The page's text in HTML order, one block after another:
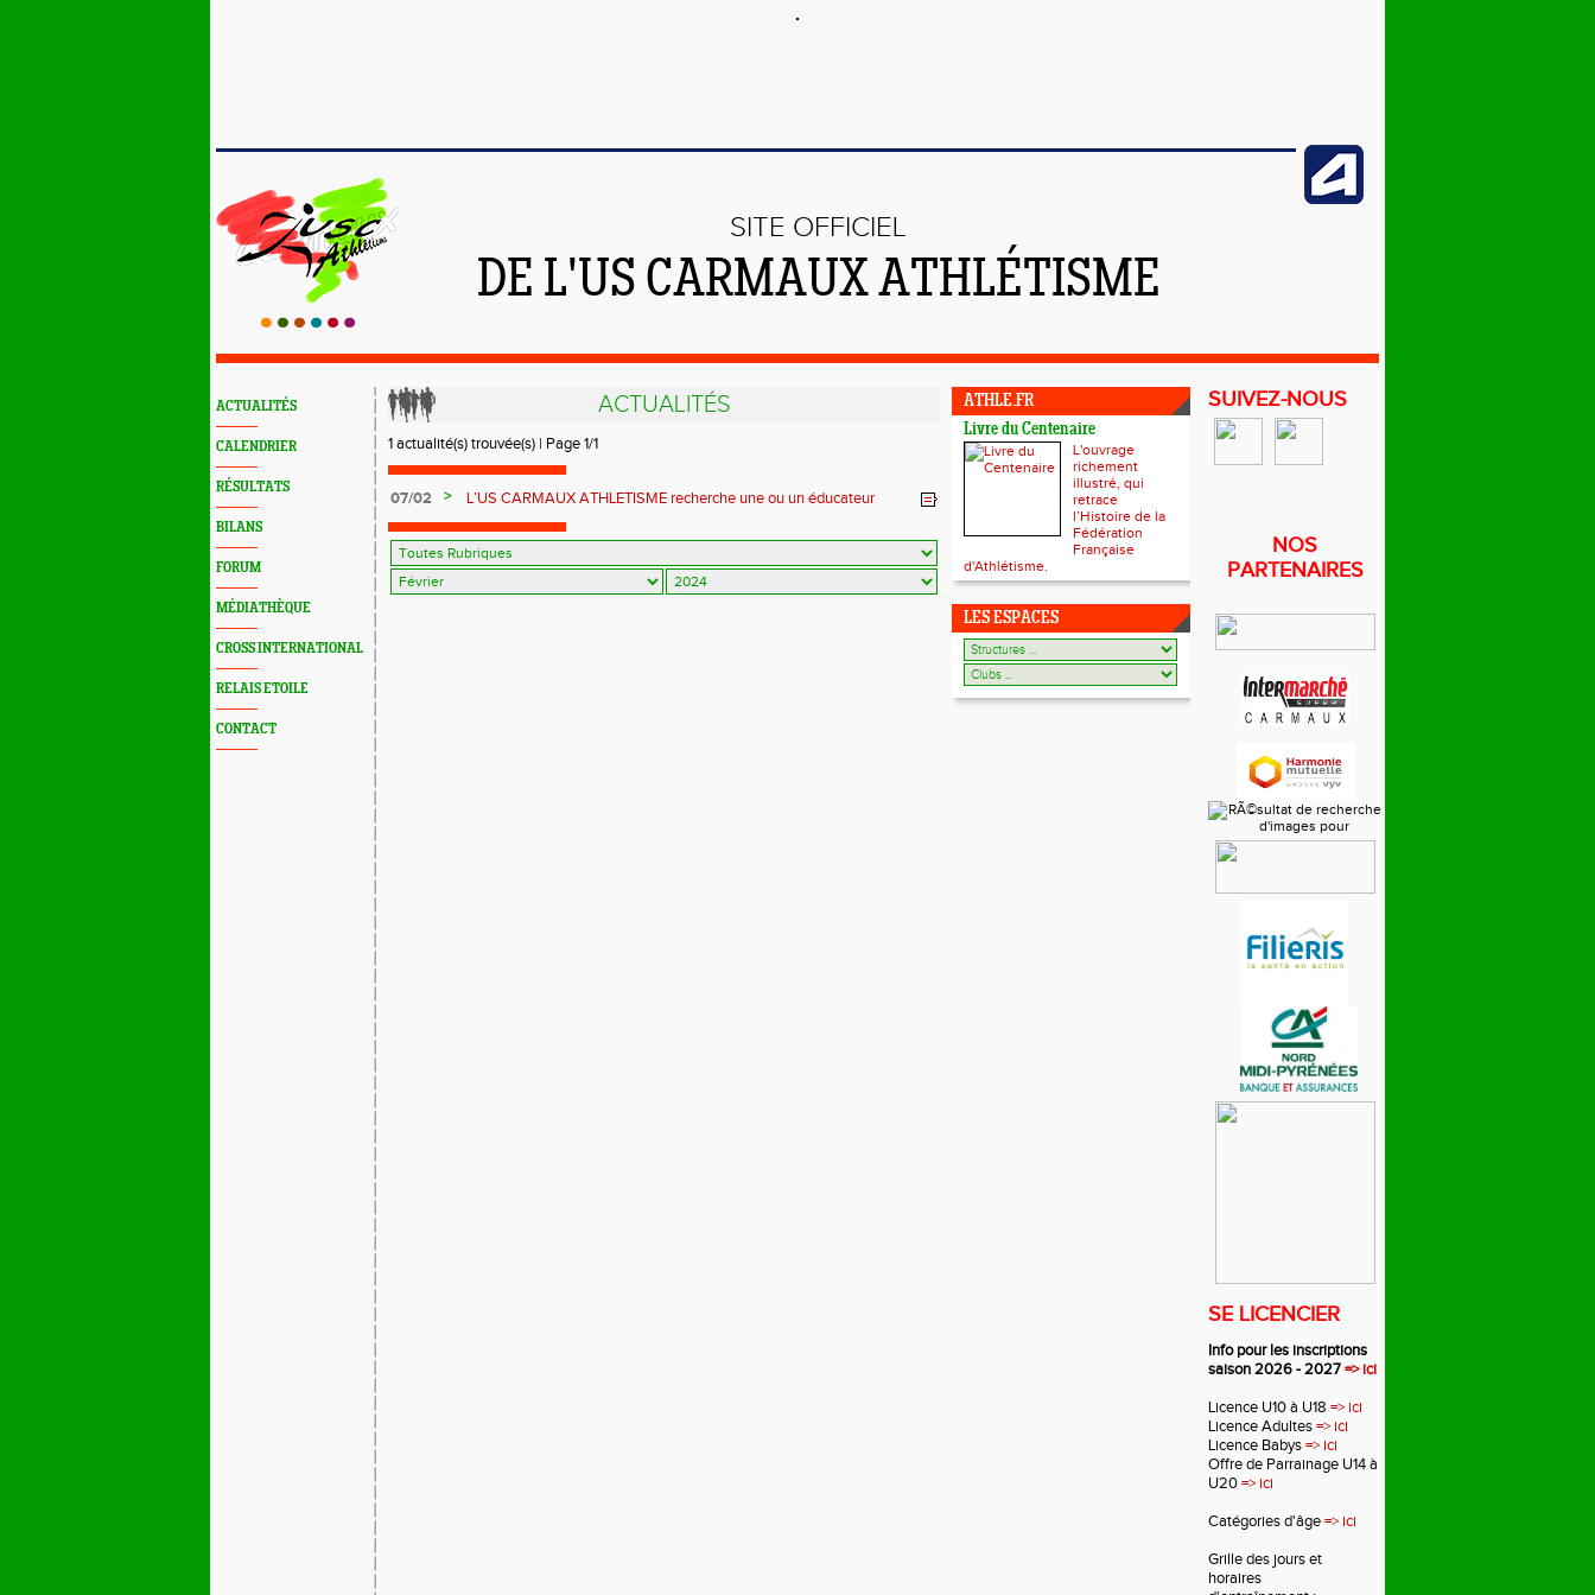
SITE OFFICIEL
DE L'US CARMAUX ATHLÉTISME
ACTUALITÉS
CALENDRIER
RÉSULTATS
BILANS
FORUM
MÉDIATHÈQUE
CROSS INTERNATIONAL
RELAIS ETOILE
CONTACT
ACTUALITÉS
1 actualité(s) trouvée(s) | Page 1/1
07/02 >
L’US CARMAUX ATHLETISME recherche une ou un éducateur
ATHLE.FR
Livre du Centenaire
L'ouvrage
richement
illustré, qui
retrace
l’Histoire de la
Fédération
Française
d'Athlétisme.
LES ESPACES
SUIVEZ-NOUS
NOS
PARTENAIRES
SE LICENCIER
Info pour les inscriptions
saison 2026 - 2027=> ici
Licence U10 à U18 => ici
Licence Adultes=> ici
Licence Babys=> ici
Offre de Parrainage U14 à
U20=> ici
Catégories d'âge=> ici
Grille des jours et
horaires